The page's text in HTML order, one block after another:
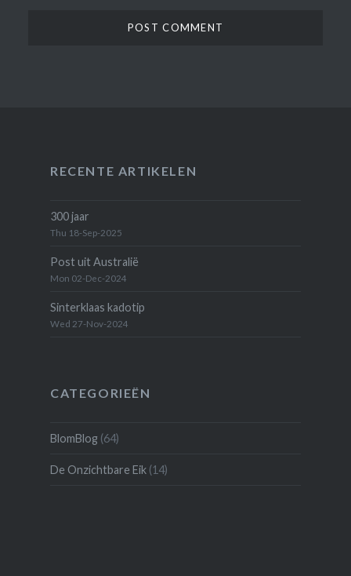
RECENTE ARTIKELEN
300 jaar
Thu 18-Sep-2025
Post uit Australië
Mon 02-Dec-2024
Sinterklaas kadotip
Wed 27-Nov-2024
CATEGORIEËN
BlomBlog (64)
De Onzichtbare Eik(14)